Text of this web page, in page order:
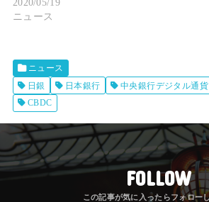
2020/05/19
ニュース
ニュース
日銀
日本銀行 中央銀行デジタル通貨
CBDC
FOLLOW